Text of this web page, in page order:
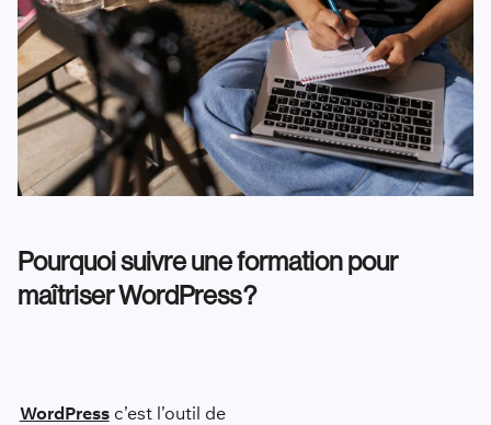
Pourquoi suivre une formation pour
maîtriser WordPress ?
WordPressc’est l’outil de